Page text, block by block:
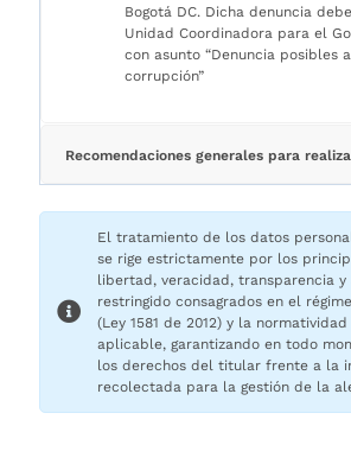
Bogotá DC. Dicha denuncia
Unidad Coordinadora para el
con asunto “Denuncia posibles
corrupción”
Recomendaciones generales para
El tratamiento de los datos
se rige estrictamente por los
libertad, veracidad, transparencia y
restringido consagrados en el
(Ley 1581 de 2012) y la
aplicable, garantizando en todo
los derechos del titular frente a la
recolectada para la gestión de la